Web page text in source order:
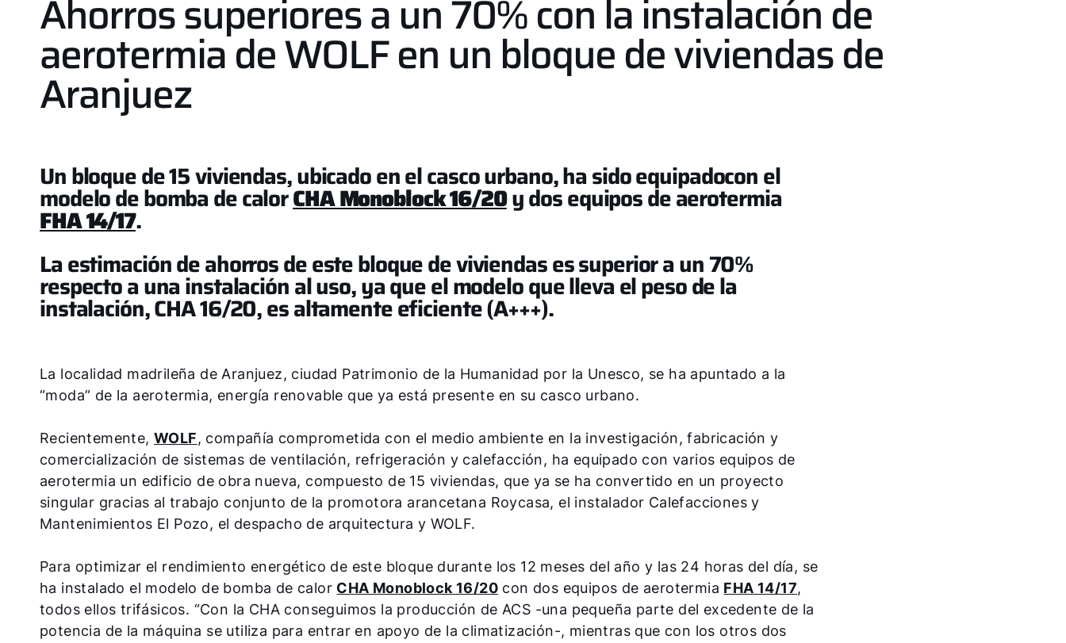
Ahorros superiores a un 70% con la instalación de
aerotermia de WOLF en un bloque de viviendas de
Aranjuez
Un bloque de 15 viviendas, ubicado en el casco urbano, ha sido equipadocon el
modelo de bomba de calorCHA Monoblock 16/20y dos equipos de aerotermia
FHA 14/17.
La estimación de ahorros de este bloque de viviendas es superior a un 70%
respecto a una instalación al uso, ya que el modelo que lleva el peso de la
instalación, CHA 16/20, es altamente eficiente (A+++).
La localidad madrileña de Aranjuez, ciudad Patrimonio de la Humanidad por la Unesco, se ha apuntado a la
“moda” de la aerotermia, energía renovable que ya está presente en su casco urbano.
Recientemente, WOLF, compañía comprometida con el medio ambiente en la investigación, fabricación y
comercialización de sistemas de ventilación, refrigeración y calefacción, ha equipado con varios equipos de
aerotermia un edificio de obra nueva, compuesto de 15 viviendas, que ya se ha convertido en un proyecto
singular gracias al trabajo conjunto de la promotora arancetana Roycasa, el instalador Calefacciones y
Mantenimientos El Pozo, el despacho de arquitectura y WOLF.
Para optimizar el rendimiento energético de este bloque durante los 12 meses del año y las 24 horas del día, se
ha instalado el modelo de bomba de calor CHA Monoblock 16/20 con dos equipos de aerotermia FHA 14/17,
todos ellos trifásicos. “Con la CHA conseguimos la producción de ACS -una pequeña parte del excedente de la
potencia de la máquina se utiliza para entrar en apoyo de la climatización-, mientras que con los otros dos